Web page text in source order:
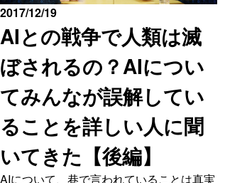
AIとの戦争で人類は滅
ぼされるの？AIについ
てみんなが誤解してい
ることを詳しい人に聞
いてきた【後編】
2017/12/19
AIについて、巷で言われていることは真実